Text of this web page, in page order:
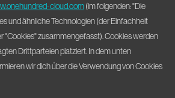
cloud.com(im folgenden: "Die
und ähnliche Technologien (der Einfachheit
"Cookies" zusammengefasst). Cookies werden
Drittparteien platziert. In dem unten
wir dich über die Verwendung von Cookies